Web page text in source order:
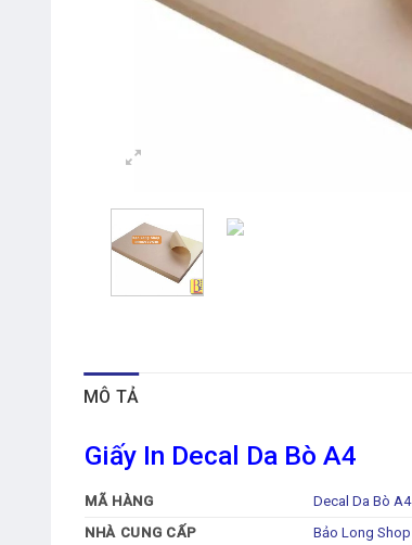
MÔ TẢ
Giấy In Decal Da Bò A4
MÃ HÀNG
Decal Da Bò A4
NHÀ CUNG CẤP
Bảo Long Shop